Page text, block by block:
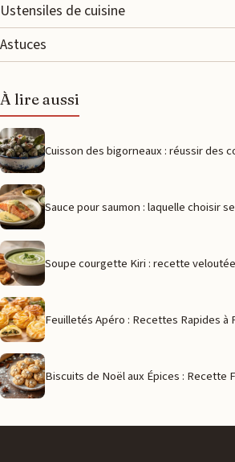
Ustensiles de cuisine
Astuces
À lire aussi
Cuisson des bigorneaux : réussir des
Sauce pour saumon : laquelle choisir
Soupe courgette Kiri : recette
Feuilletés Apéro : Recettes Rapides à
Biscuits de Noël aux Épices : Recette